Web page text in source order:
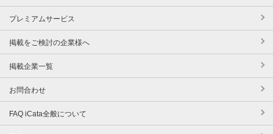
プレミアムサービス
掲載をご検討の企業様へ
掲載企業一覧
お問合わせ
FAQ iCata全般について